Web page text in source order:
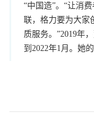
“中国造”。“让消
联，格力要为大家
质服务。”2019年
到2022年1月。她